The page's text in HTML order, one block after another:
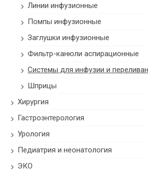
Линии инфузионные
Помпы инфузионные
Заглушки инфузионные
Фильтр-канюли аспирационные
Системы для инфузии и
Шприцы
Хирургия
Гастроэнтерология
Урология
Педиатрия и неонатология
ЭКО